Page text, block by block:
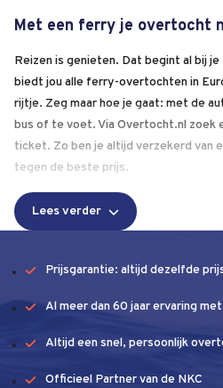
Met een ferry je overtocht
Reizen is genieten. Dat begint al bij
biedt jou alle ferry-overtochten in
rijtje. Zeg maar hoe je gaat: met de
bus of te voet. Via Overtocht.nl zoek
ticket. Zo ben je altijd verzekerd van
tegen de beste prijs.
Lees verder
Prijsgarantie: altijd dezelfde
Al meer dan 60 jaar ervaring
Altijd een snel, persoonlijk
Officieel Partner van de NKC